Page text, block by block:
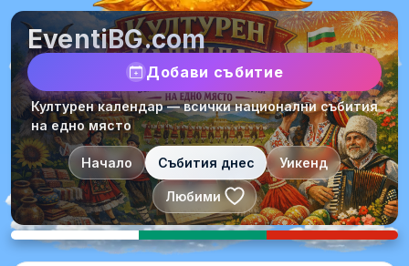
EventiBG.com
Добави събитие
Културен календар — всички национални събития
на едно място
Начало Събития днес Уикенд
Любими